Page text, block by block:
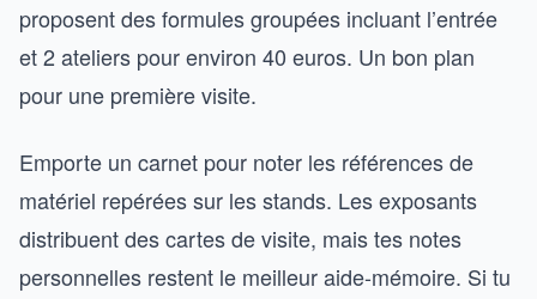
proposent des formules groupées incluant l’entrée
et 2 ateliers pour environ 40 euros. Un bon plan
pour une première visite.
Emporte un carnet pour noter les références de
matériel repérées sur les stands. Les exposants
distribuent des cartes de visite, mais tes notes
personnelles restent le meilleur aide-mémoire. Si tu